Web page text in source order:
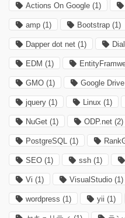
Actions On Google (1)
amp (1) Bootstrap (1)
Dapper dot net (1)
EDM (1)
GMO (1) Google Drive
jquery (1) Linux (1)
NuGet (1) ODP.net (2)
PostgreSQL (1)
SEO (1) ssh (1)
Vi (1) VisualStudio (1)
wordpress (1) yii (1)